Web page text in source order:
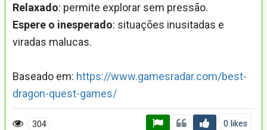
Relaxado: permite explorar sem pressão.
Espere o inesperado: situações inusitadas e
viradas malucas.
Baseado em: https://www.gamesradar.com/best-
dragon-quest-games/
304 0 likes